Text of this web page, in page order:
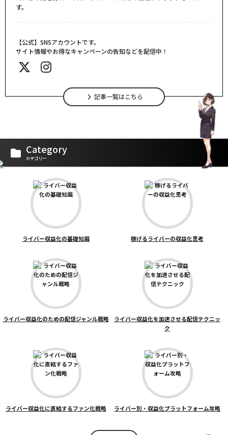
す。
【公式】SNSアカウントです。
サイト情報やお得なキャンペーンの告知などを配信中！
記事一覧はこちら
Category
カテゴリー
ライバー収益化の基礎知識 稼げるライバーの収益化思考
ライバー収益化のための配信ジャンル戦略
ライバー収益化を加速させる配信テクニッ
ク
ライバー収益化に直結するファン化戦略 ライバー別・収益化プラットフォーム攻略